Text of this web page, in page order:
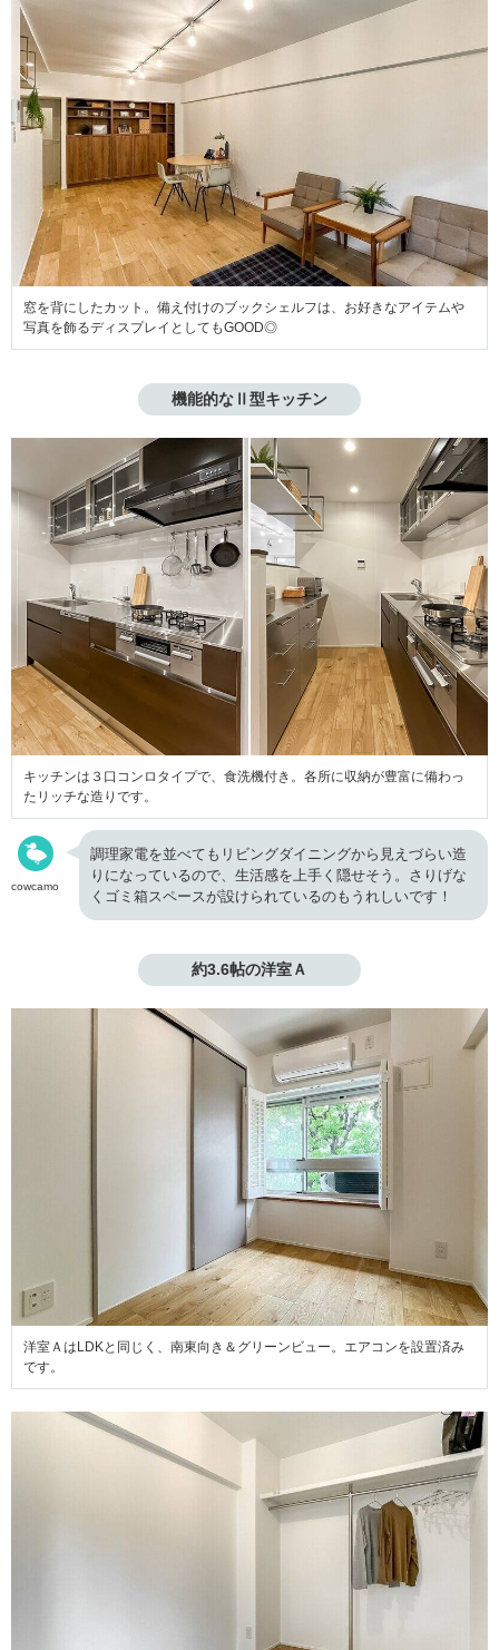
窓を背にしたカット。備え付けのブックシェルフは、お好きなアイテムや
写真を飾るディスプレイとしてもGOOD◎
機能的なⅡ型キッチン
キッチンは３口コンロタイプで、食洗機付き。各所に収納が豊富に備わっ
たリッチな造りです。
cowcamo
調理家電を並べてもリビングダイニングから見えづらい造
りになっているので、生活感を上手く隠せそう。さりげな
くゴミ箱スペースが設けられているのもうれしいです！
約3.6帖の洋室Ａ
洋室ＡはLDKと同じく、南東向き＆グリーンビュー。エアコンを設置済み
です。